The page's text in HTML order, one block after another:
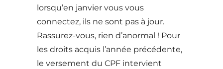
lorsqu’en janvier vous vous
connectez, ils ne sont pas à jour.
Rassurez-vous, rien d’anormal ! Pour
les droits acquis l’année précédente,
le versement du CPF intervient